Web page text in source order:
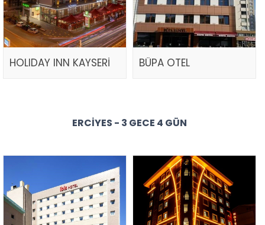
HOLIDAY INN KAYSERİ BÜPA OTEL
ERCIYES - 3 GECE 4 GÜN